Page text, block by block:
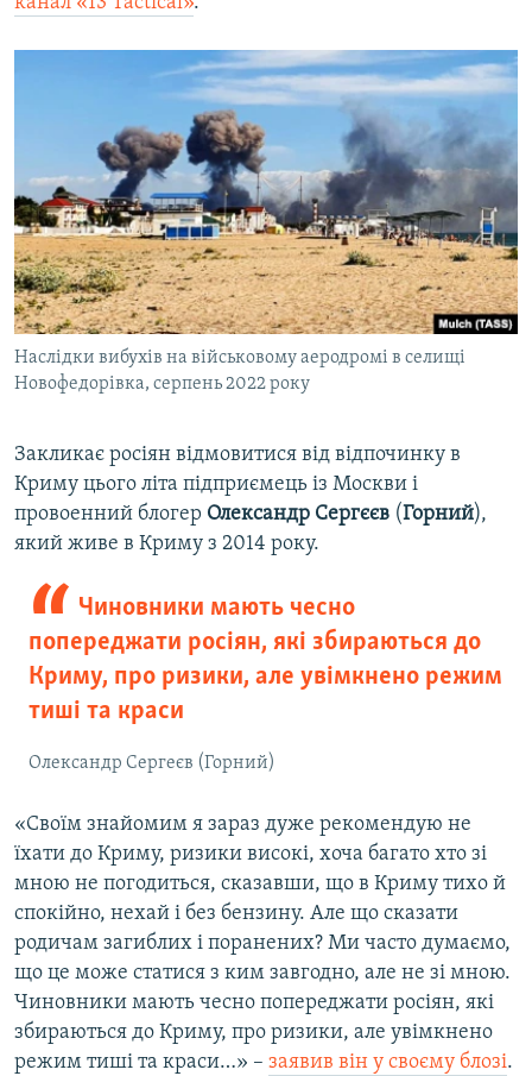
Наслідки вибухів на військовому аеродромі в селищі
Новофедорівка, серпень 2022 року
Закликає росіян відмовитися від відпочинку в
Криму цього літа підприємець із Москви і
провоенний блогер Олександр Сергєєв (Горний),
який живе в Криму з 2014 року.
Чиновники мають чесно
попереджати росіян, які збираються до
Криму, про ризики, але увімкнено режим
тиші та краси
Олександр Сергеєв (Горний)
«Своїм знайомим я зараз дуже рекомендую не
їхати до Криму, ризики високі, хоча багато хто зі
мною не погодиться, сказавши, що в Криму тихо й
спокійно, нехай і без бензину. Але що сказати
родичам загиблих і поранених? Ми часто думаємо,
що це може статися з ким завгодно, але не зі мною.
Чиновники мають чесно попереджати росіян, які
збираються до Криму, про ризики, але увімкнено
режим тиші та краси…» – заявив він у своєму блозі.